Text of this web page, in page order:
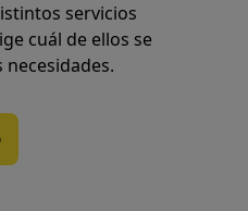
servicios
cuál de ellos se